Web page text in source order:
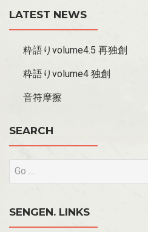
LATEST NEWS
粋語りvolume4.5 再独創
粋語りvolume4 独創
音符摩擦
SEARCH
SENGEN. LINKS